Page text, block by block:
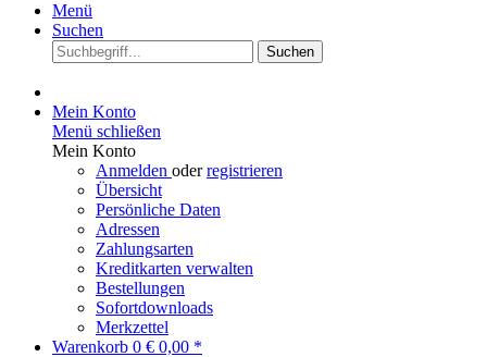
Menü
Suchen
Suchen
Mein Konto
Menü schließen
Mein Konto
Anmelden oderregistrieren
Übersicht
Persönliche Daten
Adressen
Zahlungsarten
Kreditkarten verwalten
Bestellungen
Sofortdownloads
Merkzettel
Warenkorb 0 € 0,00 *